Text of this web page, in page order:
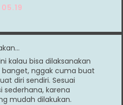
kalau bisa dilaksanakan
banget, nggak cuma buat
diri sendiri. Sesuai
sederhana, karena
mudah dilakukan.